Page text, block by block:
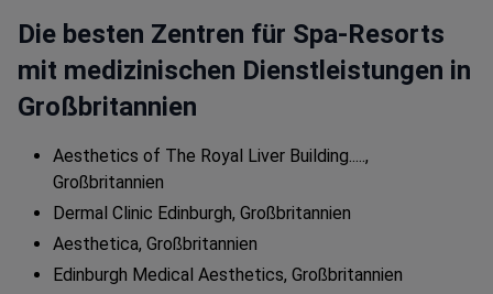
Die besten Zentren für Spa-Resorts
mit medizinischen Dienstleistungen in
Großbritannien
Aesthetics of The Royal Liver Building.....,
Großbritannien
Dermal Clinic Edinburgh, Großbritannien
Aesthetica, Großbritannien
Edinburgh Medical Aesthetics, Großbritannien